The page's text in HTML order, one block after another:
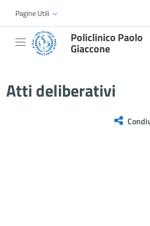
Skip to Main Content
Pagine Utili
Policlinico Paolo
Giaccone
Atti deliberativi